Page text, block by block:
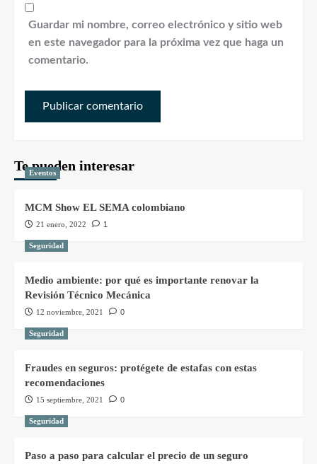
Guardar mi nombre, correo electrónico y sitio web
en este navegador para la próxima vez que haga un
comentario.
Te pueden interesar
Eventos
MCM Show EL SEMA colombiano
21 enero, 2022 1
Seguridad
Medio ambiente: por qué es importante renovar la
Revisión Técnico Mecánica
12 noviembre, 2021 0
Seguridad
Fraudes en seguros: protégete de estafas con estas
recomendaciones
15 septiembre, 2021 0
Seguridad
Paso a paso para calcular el precio de un seguro